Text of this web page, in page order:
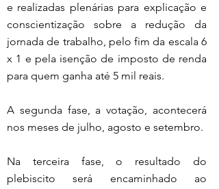
e realizadas plenárias para explicação e
conscientização sobre a redução da
jornada de trabalho, pelo fim da escala 6
x 1 e pela isenção de imposto de renda
para quem ganha até 5 mil reais.
A segunda fase, a votação, acontecerá
nos meses de julho, agosto e setembro.
Na terceira fase, o resultado do
plebiscito será encaminhado ao